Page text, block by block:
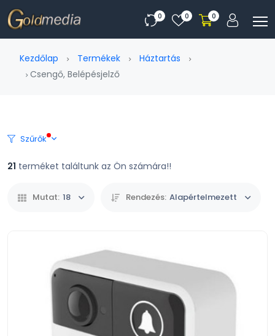
0 0 0
Kezdőlap Termékek
Háztartás
Csengő, Belépésjelző
Szűrők
21 terméket találtunk az Ön számára!!
Mutat: 18 Rendezés: Alapértelmezett